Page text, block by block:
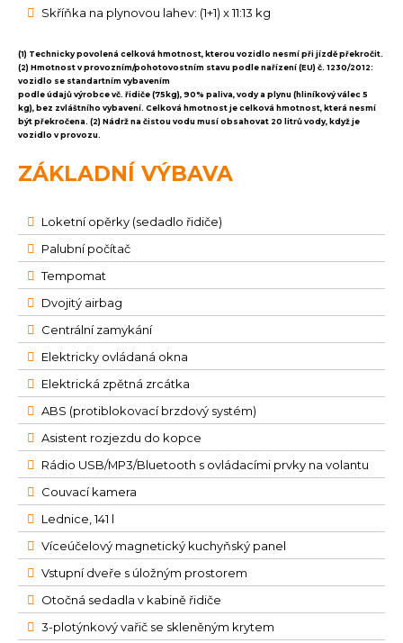
Skříňka na plynovou lahev: (1+1) x 11:13 kg
(1) Technicky povolená celková hmotnost, kterou vozidlo nesmí při jízdě překročit.
(2) Hmotnost v provozním/pohotovostním stavu podle nařízení (EU) č. 1230/2012:
vozidlo se standartním vybavením
podle údajů výrobce vč. řidiče (75kg), 90% paliva, vody a plynu (hliníkový válec 5
kg), bez zvláštního vybavení. Celková hmotnost je celková hmotnost, která nesmí
být překročena. (2) Nádrž na čistou vodu musí obsahovat 20 litrů vody, když je
vozidlo v provozu.
ZÁKLADNÍ VÝBAVA
Loketní opěrky (sedadlo řidiče)
Palubní počítač
Tempomat
Dvojitý airbag
Centrální zamykání
Elektricky ovládaná okna
Elektrická zpětná zrcátka
ABS (protiblokovací brzdový systém)
Asistent rozjezdu do kopce
Rádio USB/MP3/Bluetooth s ovládacími prvky na volantu
Couvací kamera
Lednice, 141 l
Víceúčelový magnetický kuchyňský panel
Vstupní dveře s úložným prostorem
Otočná sedadla v kabině řidiče
3-plotýnkový vařič se skleněným krytem